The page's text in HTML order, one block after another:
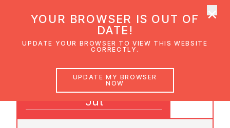
03
Jul
YOUR BROWSER IS OUT OF
DATE!
UPDATE YOUR BROWSER TO VIEW THIS WEBSITE
CORRECTLY.
UPDATE MY BROWSER
NOW
×